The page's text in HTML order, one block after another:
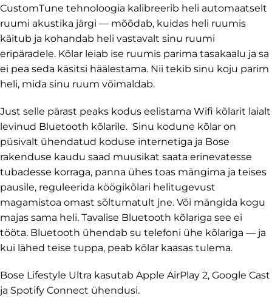
CustomTune tehnoloogia kalibreerib heli automaatselt
ruumi akustika järgi — mõõdab, kuidas heli ruumis
käitub ja kohandab heli vastavalt sinu ruumi
eripäradele. Kõlar leiab ise ruumis parima tasakaalu ja sa
ei pea seda käsitsi häälestama. Nii tekib sinu koju parim
heli, mida sinu ruum võimaldab.
Just selle pärast peaks kodus eelistama Wifi kõlarit laialt
levinud Bluetooth kõlarile. Sinu kodune kõlar on
püsivalt ühendatud koduse internetiga ja Bose
rakenduse kaudu saad muusikat saata erinevatesse
tubadesse korraga, panna ühes toas mängima ja teises
pausile, reguleerida köögikõlari helitugevust
magamistoa omast sõltumatult jne. Või mängida kogu
majas sama heli. Tavalise Bluetooth kõlariga see ei
tööta. Bluetooth ühendab su telefoni ühe kõlariga — ja
kui lähed teise tuppa, peab kõlar kaasas tulema.
Bose Lifestyle Ultra kasutab Apple AirPlay 2, Google Cast
ja Spotify Connect ühendusi.